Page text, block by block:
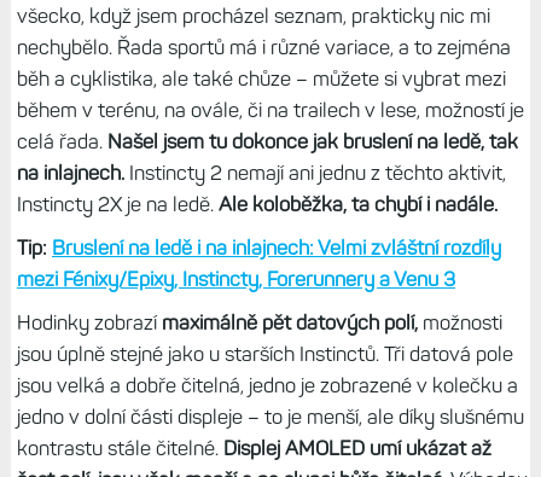
všecko, když jsem procházel seznam, prakticky nic mi
nechybělo. Řada sportů má i různé variace, a to zejména
běh a cyklistika, ale také chůze – můžete si vybrat mezi
během v terénu, na ovále, či na trailech v lese, možností je
celá řada. Našel jsem tu dokonce jak bruslení na ledě, tak
na inlajnech.Instincty 2 nemají ani jednu z těchto aktivit,
Instincty 2X je na ledě. Ale koloběžka, ta chybí i nadále.
Tip: Bruslení na ledě i na inlajnech: Velmi zvláštní rozdíly
mezi Fénixy/Epixy, Instincty, Forerunnery a Venu 3
Hodinky zobrazí maximálně pět datových polí,možnosti
jsou úplně stejné jako u starších Instinctů. Tři datová pole
jsou velká a dobře čitelná, jedno je zobrazené v kolečku a
jedno v dolní části displeje – to je menší, ale díky slušnému
kontrastu stále čitelné. Displej AMOLED umí ukázat až